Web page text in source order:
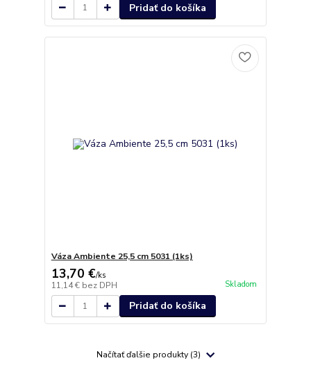
Pridať do košíka
Váza Ambiente 25,5 cm 5031 (1ks)
13,70 €/ks
11,14 € bez DPH Skladom
Pridať do košíka
Načítať ďalšie produkty (3)